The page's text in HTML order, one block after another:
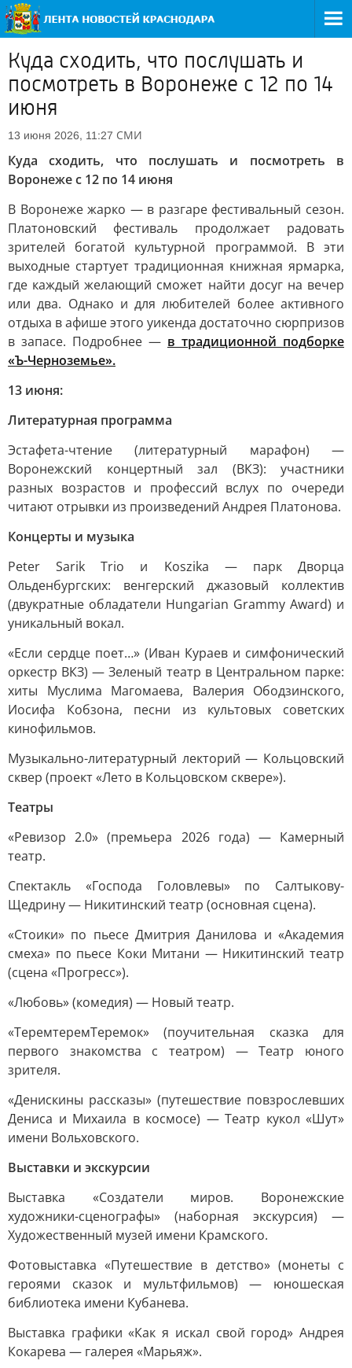
Куда сходить, что послушать и
посмотреть в Воронеже с 12 по 14
июня
13 июня 2026, 11:27 СМИ
Куда сходить, что послушать и посмотреть в
Воронеже с 12 по 14 июня
В Воронеже жарко — в разгаре фестивальный сезон.
Платоновский фестиваль продолжает радовать
зрителей богатой культурной программой. В эти
выходные стартует традиционная книжная ярмарка,
где каждый желающий сможет найти досуг на вечер
или два. Однако и для любителей более активного
отдыха в афише этого уикенда достаточно сюрпризов
в запасе. Подробнее — в традиционной подборке
«Ъ-Черноземье».
13 июня:
Литературная программа
Эстафета-чтение (литературный марафон) —
Воронежский концертный зал (ВКЗ): участники
разных возрастов и профессий вслух по очереди
читают отрывки из произведений Андрея Платонова.
Концерты и музыка
Peter Sarik Trio и Koszika — парк Дворца
Ольденбургских: венгерский джазовый коллектив
(двукратные обладатели Hungarian Grammy Award) и
уникальный вокал.
«Если сердце поет…» (Иван Кураев и симфонический
оркестр ВКЗ) — Зеленый театр в Центральном парке:
хиты Муслима Магомаева, Валерия Ободзинского,
Иосифа Кобзона, песни из культовых советских
кинофильмов.
Музыкально-литературный лекторий — Кольцовский
сквер (проект «Лето в Кольцовском сквере»).
Театры
«Ревизор 2.0» (премьера 2026 года) — Камерный
театр.
Спектакль «Господа Головлевы» по Салтыкову-
Щедрину — Никитинский театр (основная сцена).
«Стоики» по пьесе Дмитрия Данилова и «Академия
смеха» по пьесе Коки Митани — Никитинский театр
(сцена «Прогресс»).
«Любовь» (комедия) — Новый театр.
«ТеремтеремТеремок» (поучительная сказка для
первого знакомства с театром) — Театр юного
зрителя.
«Денискины рассказы» (путешествие повзрослевших
Дениса и Михаила в космосе) — Театр кукол «Шут»
имени Вольховского.
Выставки и экскурсии
Выставка «Создатели миров. Воронежские
художники-сценографы» (наборная экскурсия) —
Художественный музей имени Крамского.
Фотовыставка «Путешествие в детство» (монеты с
героями сказок и мультфильмов) — юношеская
библиотека имени Кубанева.
Выставка графики «Как я искал свой город» Андрея
Кокарева — галерея «Марьяж».